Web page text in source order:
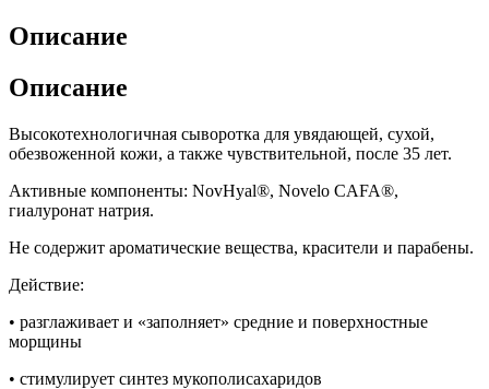
Описание
Описание
Высокотехнологичная сыворотка для увядающей, сухой,
обезвоженной кожи, а также чувствительной, после 35 лет.
Активные компоненты: NovHyal®, Novelo CAFA®,
гиалуронат натрия.
Не содержит ароматические вещества, красители и парабены.
Действие:
• разглаживает и «заполняет» средние и поверхностные
морщины
• стимулирует синтез мукополисахаридов